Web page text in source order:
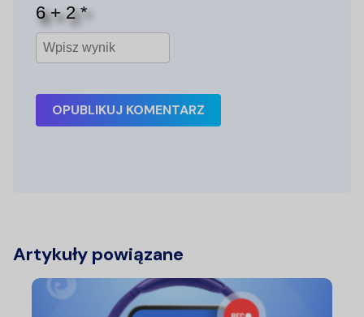
OPUBLIKUJ KOMENTARZ
Artykuły powiązane